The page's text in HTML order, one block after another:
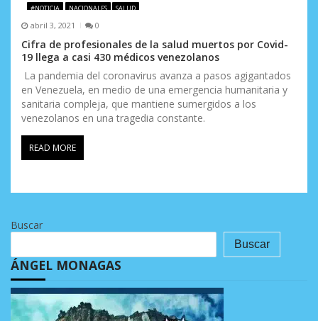
#NOTICIA NACIONALES SALUD
abril 3, 2021 0
Cifra de profesionales de la salud muertos por Covid-
19 llega a casi 430 médicos venezolanos
La pandemia del coronavirus avanza a pasos agigantados
en Venezuela, en medio de una emergencia humanitaria y
sanitaria compleja, que mantiene sumergidos a los
venezolanos en una tragedia constante.
READ MORE
Buscar
Buscar
ÁNGEL MONAGAS